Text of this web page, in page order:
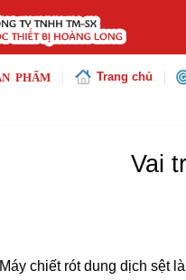
Trang chủ
Vai
Máy chiết rót dung dịch sệtlà